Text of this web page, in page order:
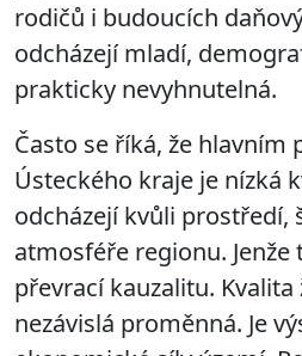
rodičů i budoucích
odcházejí mladí,
prakticky nevyhnutelná.
Často se říká, že hlavním
Ústeckého kraje je nízká
odcházejí kvůli prostředí,
atmosféře regionu.
převrací kauzalitu.
nezávislá proměnná. Je